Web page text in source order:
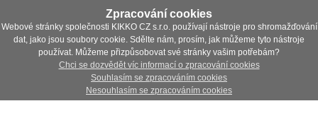
Zpracování cookies
Webové stránky společnosti KIKKO CZ s.r.o. používají nástroje pro shromažďování
dat, jako jsou soubory cookie. Sdělte nám, prosím, jak můžeme tyto nástroje
používat. Můžeme přizpůsobovat své stránky vašim potřebám?
Chci se dozvědět víc informací o zpracování cookies
Souhlasím se zpracováním cookies
Nesouhlasím se zpracováním cookies